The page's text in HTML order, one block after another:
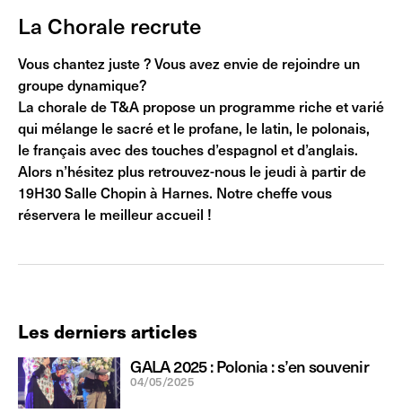
La Chorale recrute
Vous chantez juste ? Vous avez envie de rejoindre un
groupe dynamique?
La chorale de T&A propose un programme riche et varié
qui mélange le sacré et le profane, le latin, le polonais,
le français avec des touches d’espagnol et d’anglais.
Alors n’hésitez plus retrouvez-nous le jeudi à partir de
19H30 Salle Chopin à Harnes. Notre cheffe vous
réservera le meilleur accueil !
Les derniers articles
GALA 2025 : Polonia : s’en souvenir
04/05/2025